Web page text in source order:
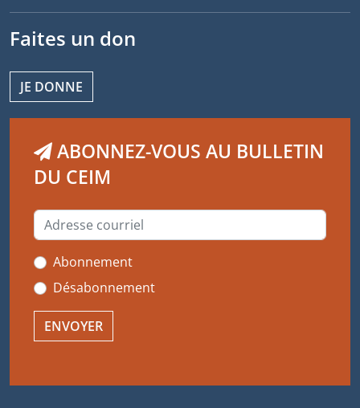
Faites un don
JE DONNE
ABONNEZ-VOUS AU BULLETIN
DU CEIM
Abonnement
Désabonnement